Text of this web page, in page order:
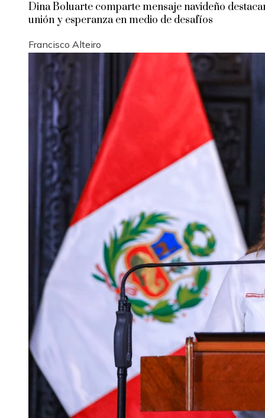
Dina Boluarte comparte mensaje navideño
unión y esperanza en medio de desafíos
Francisco Alteiro